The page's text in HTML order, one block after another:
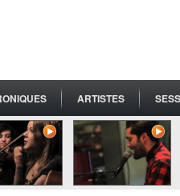
ARTISTES